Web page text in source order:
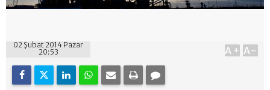
02 Şubat 2014 Pazar
20:53
A+ A-